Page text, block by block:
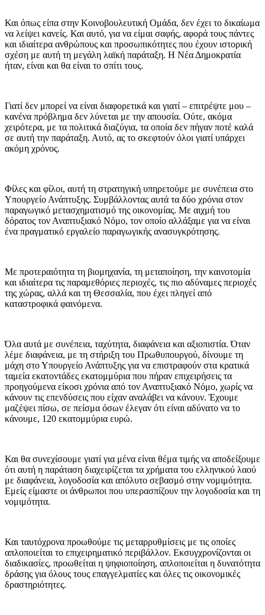
Και όπως είπα στην Κοινοβουλευτική Ομάδα, δεν έχει το δικαίωμα
να λείψει κανείς. Και αυτό, για να είμαι σαφής, αφορά τους πάντες
και ιδιαίτερα ανθρώπους και προσωπικότητες που έχουν ιστορική
σχέση με αυτή τη μεγάλη λαϊκή παράταξη. Η Νέα Δημοκρατία
ήταν, είναι και θα είναι το σπίτι τους.
Γιατί δεν μπορεί να είναι διαφορετικά και γιατί – επιτρέψτε μου –
κανένα πρόβλημα δεν λύνεται με την απουσία. Ούτε, ακόμα
χειρότερα, με τα πολιτικά διαζύγια, τα οποία δεν πήγαν ποτέ καλά
σε αυτή την παράταξη. Αυτό, ας το σκεφτούν όλοι γιατί υπάρχει
ακόμη χρόνος.
Φίλες και φίλοι, αυτή τη στρατηγική υπηρετούμε με συνέπεια στο
Υπουργείο Ανάπτυξης. Συμβάλλοντας αυτά τα δύο χρόνια στον
παραγωγικό μετασχηματισμό της οικονομίας. Με αιχμή του
δόρατος τον Αναπτυξιακό Νόμο, τον οποίο αλλάξαμε για να είναι
ένα πραγματικό εργαλείο παραγωγικής ανασυγκρότησης.
Με προτεραιότητα τη βιομηχανία, τη μεταποίηση, την καινοτομία
και ιδιαίτερα τις παραμεθόριες περιοχές, τις πιο αδύναμες περιοχές
της χώρας, αλλά και τη Θεσσαλία, που έχει πληγεί από
καταστροφικά φαινόμενα.
Όλα αυτά με συνέπεια, ταχύτητα, διαφάνεια και αξιοπιστία. Όταν
λέμε διαφάνεια, με τη στήριξη του Πρωθυπουργού, δίνουμε τη
μάχη στο Υπουργείο Ανάπτυξης για να επιστραφούν στα κρατικά
ταμεία εκατοντάδες εκατομμύρια που πήραν επιχειρήσεις τα
προηγούμενα είκοσι χρόνια από τον Αναπτυξιακό Νόμο, χωρίς να
κάνουν τις επενδύσεις που είχαν αναλάβει να κάνουν. Έχουμε
μαζέψει πίσω, σε πείσμα όσων έλεγαν ότι είναι αδύνατο να το
κάνουμε, 120 εκατομμύρια ευρώ.
Και θα συνεχίσουμε γιατί για μένα είναι θέμα τιμής να αποδείξουμε
ότι αυτή η παράταση διαχειρίζεται τα χρήματα του ελληνικού λαού
με διαφάνεια, λογοδοσία και απόλυτο σεβασμό στην νομιμότητα.
Εμείς είμαστε οι άνθρωποι που υπερασπίζουν την λογοδοσία και τη
νομιμότητα.
Και ταυτόχρονα προωθούμε τις μεταρρυθμίσεις με τις οποίες
απλοποιείται το επιχειρηματικό περιβάλλον. Εκσυγχρονίζονται οι
διαδικασίες, προωθείται η ψηφιοποίηση, απλοποιείται η δυνατότητα
δράσης για όλους τους επαγγελματίες και όλες τις οικονομικές
δραστηριότητες.